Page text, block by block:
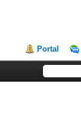
Portal